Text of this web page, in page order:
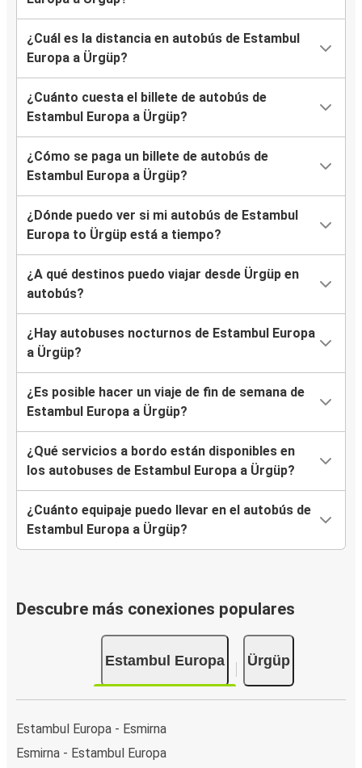
¿Cuál es la distancia en autobús de Estambul
Europa a Ürgüp?
¿Cuánto cuesta el billete de autobús de
Estambul Europa a Ürgüp?
¿Cómo se paga un billete de autobús de
Estambul Europa a Ürgüp?
¿Dónde puedo ver si mi autobús de Estambul
Europa to Ürgüp está a tiempo?
¿A qué destinos puedo viajar desde Ürgüp en
autobús?
¿Hay autobuses nocturnos de Estambul Europa
a Ürgüp?
¿Es posible hacer un viaje de fin de semana de
Estambul Europa a Ürgüp?
¿Qué servicios a bordo están disponibles en
los autobuses de Estambul Europa a Ürgüp?
¿Cuánto equipaje puedo llevar en el autobús de
Estambul Europa a Ürgüp?
Descubre más conexiones populares
Estambul Europa Ürgüp
Estambul Europa - Esmirna
Esmirna - Estambul Europa